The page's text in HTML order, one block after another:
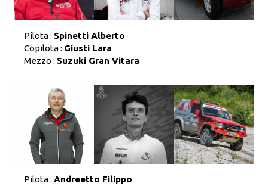
Pilota : Spinetti Alberto
Copilota : Giusti Lara
Mezzo : Suzuki Gran Vitara
Pilota : Andreetto Filippo